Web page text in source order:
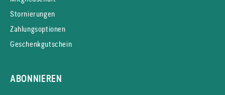
Stornierungen
Zahlungsoptionen
Geschenkgutschein
ABONNIEREN